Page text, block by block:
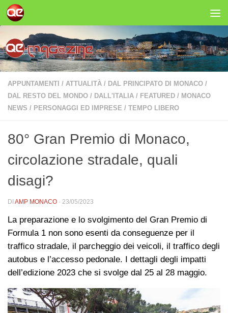
Salta al contenuto
APPUNTAMENTI / ATTUALITÀ / DAL PRINCIPATO DI MONACO /
DAL RESTO DEL MONDO / DALL'ITALIA / FEATURED / MONACO
NEWS / PERSONAGGI ED IMPRESE / TEMPO LIBERO
80° Gran Premio di Monaco,
circolazione stradale, quali
disagi?
DI AMP MONACO · 23/05/2023
La preparazione e lo svolgimento del Gran Premio di
Formula 1 non sono esenti da conseguenze per il
traffico stradale, il parcheggio dei veicoli, il traffico degli
autobus e l’accesso pedonale. I dettagli degli impatti
dell’edizione 2023 che si svolge dal 25 al 28 maggio.